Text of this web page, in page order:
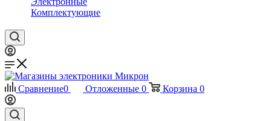
Комплектующие
Сравнение0 Отложенные 0 Корзина 0